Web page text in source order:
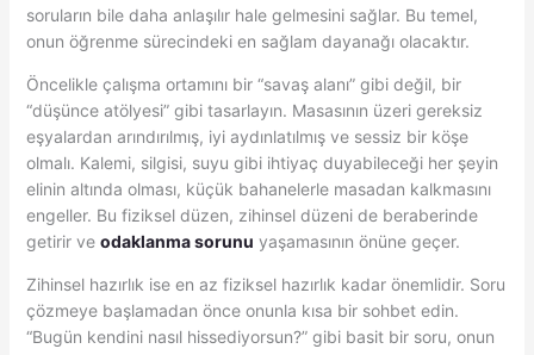
soruların bile daha anlaşılır hale gelmesini sağlar. Bu temel,
onun öğrenme sürecindeki en sağlam dayanağı olacaktır.
Öncelikle çalışma ortamını bir “savaş alanı” gibi değil, bir
“düşünce atölyesi” gibi tasarlayın. Masasının üzeri gereksiz
eşyalardan arındırılmış, iyi aydınlatılmış ve sessiz bir köşe
olmalı. Kalemi, silgisi, suyu gibi ihtiyaç duyabileceği her şeyin
elinin altında olması, küçük bahanelerle masadan kalkmasını
engeller. Bu fiziksel düzen, zihinsel düzeni de beraberinde
getirir ve odaklanma sorunu yaşamasının önüne geçer.
Zihinsel hazırlık ise en az fiziksel hazırlık kadar önemlidir. Soru
çözmeye başlamadan önce onunla kısa bir sohbet edin.
“Bugün kendini nasıl hissediyorsun?” gibi basit bir soru, onun